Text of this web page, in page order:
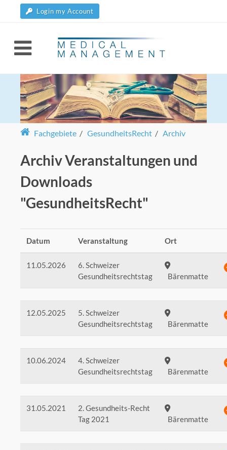
Login my Account
Fachgebiete / GesundheitsRecht / Archiv
Archiv Veranstaltungen und
Downloads
"GesundheitsRecht"
Datum Veranstaltung Ort
11.05.2026
6. Schweizer
Gesundheitsrechtstag
Bärenmatte
12.05.2025
5. Schweizer
Gesundheitsrechtstag
Bärenmatte
10.06.2024
4. Schweizer
Gesundheitsrechtstag
Bärenmatte
31.05.2021
2. Gesundheits-Recht
Tag 2021
Bärenmatte